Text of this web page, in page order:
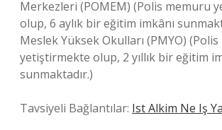
Merkezleri (POMEM) (Polis memuru
olup, 6 aylık bir eğitim imkânı
Meslek Yüksek Okulları (PMYO)
yetiştirmekte olup, 2 yıllık bir eğitim
sunmaktadır.)
Tavsiyeli Bağlantılar: Ist Alkim Ne Iş